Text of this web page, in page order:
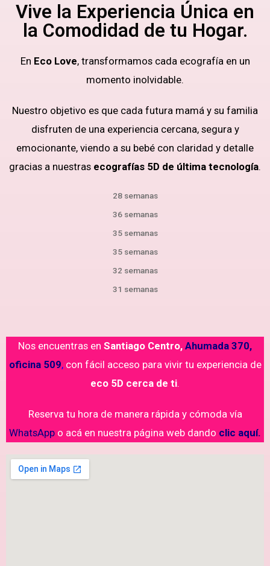
Vive la Experiencia Única en
la Comodidad de tu Hogar.
En Eco Love, transformamos cada ecografía en un
momento inolvidable.
Nuestro objetivo es que cada futura mamá y su familia
disfruten de una experiencia cercana, segura y
emocionante, viendo a su bebé con claridad y detalle
gracias a nuestras ecografías 5D de última tecnología.
28 semanas
36 semanas
35 semanas
35 semanas
32 semanas
31 semanas
Nos encuentras en Santiago Centro, Ahumada 370,
oficina 509,con fácil acceso para vivir tu experiencia de
eco 5D cerca de ti.
Reserva tu hora de manera rápida y cómoda vía
WhatsApp o acá en nuestra página web dando clic aquí.